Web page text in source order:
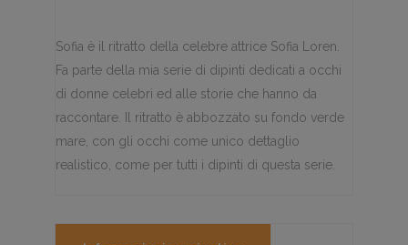
Sofia è il ritratto della celebre attrice Sofia Loren.
Fa parte della mia serie di dipinti dedicati a occhi
di donne celebri ed alle storie che hanno da
raccontare. Il ritratto è abbozzato su fondo verde
mare, con gli occhi come unico dettaglio
realistico, come per tutti i dipinti di questa serie.